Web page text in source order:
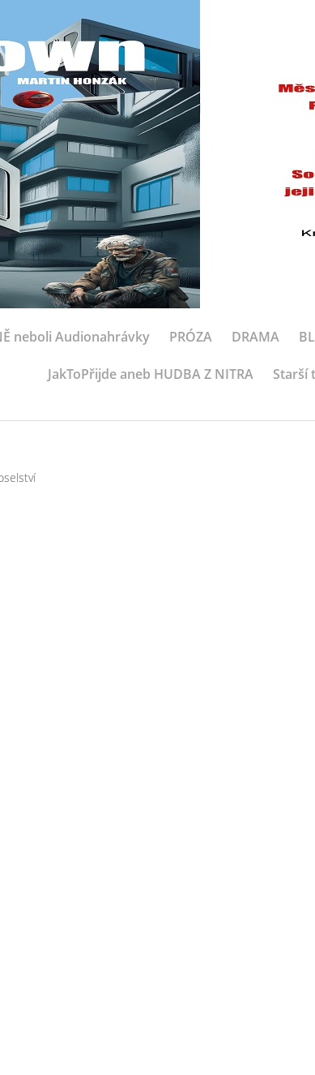
neboli Audionahrávky PRÓZA DRAMA
JakToPřijde aneb HUDBA Z NITRA Starší